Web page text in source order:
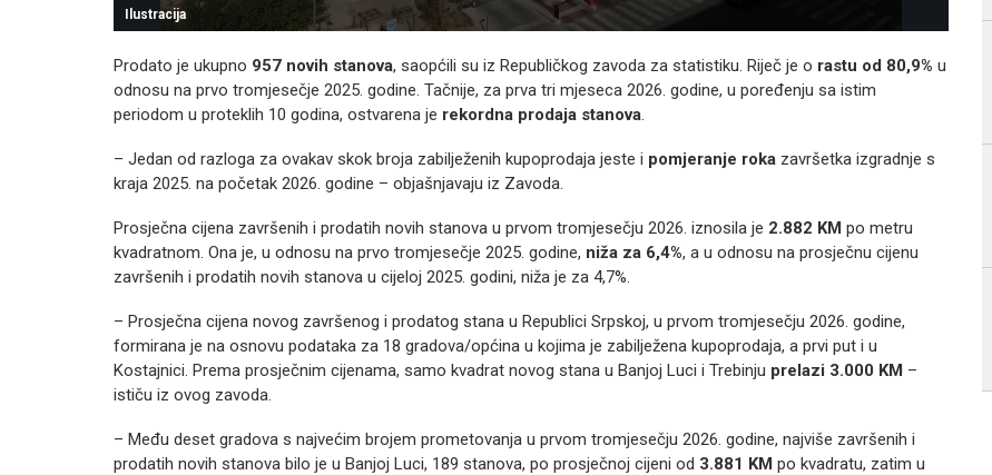
Ilustracija
Prodato je ukupno 957 novih stanova, saopćili su iz Republičkog zavoda za statistiku. Riječ je o rastu od 80,9% u
odnosu na prvo tromjesečje 2025. godine. Tačnije, za prva tri mjeseca 2026. godine, u poređenju sa istim
periodom u proteklih 10 godina, ostvarena je rekordna prodaja stanova.
– Jedan od razloga za ovakav skok broja zabilježenih kupoprodaja jeste i pomjeranje roka završetka izgradnje s
kraja 2025. na početak 2026. godine – objašnjavaju iz Zavoda.
Prosječna cijena završenih i prodatih novih stanova u prvom tromjesečju 2026. iznosila je 2.882 KM po metru
kvadratnom. Ona je, u odnosu na prvo tromjesečje 2025. godine, niža za 6,4%, a u odnosu na prosječnu cijenu
završenih i prodatih novih stanova u cijeloj 2025. godini, niža je za 4,7%.
– Prosječna cijena novog završenog i prodatog stana u Republici Srpskoj, u prvom tromjesečju 2026. godine,
formirana je na osnovu podataka za 18 gradova/općina u kojima je zabilježena kupoprodaja, a prvi put i u
Kostajnici. Prema prosječnim cijenama, samo kvadrat novog stana u Banjoj Luci i Trebinju prelazi 3.000 KM –
ističu iz ovog zavoda.
– Među deset gradova s najvećim brojem prometovanja u prvom tromjesečju 2026. godine, najviše završenih i
prodatih novih stanova bilo je u Banjoj Luci, 189 stanova, po prosječnoj cijeni od 3.881 KM po kvadratu, zatim u